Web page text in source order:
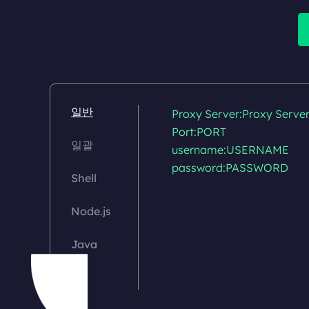
일반
일괄
Shell
Node.js
Java
Proxy Server:Proxy Server
Port:PORT
username:USERNAME
password:PASSWORD